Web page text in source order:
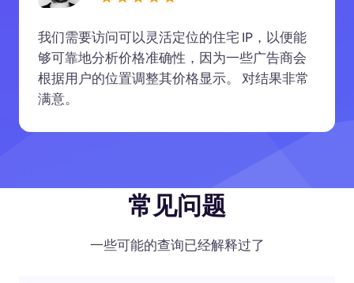
我们需要访问可以灵活定位的住宅 IP，以便能
够可靠地分析价格准确性，因为一些广告商会
根据用户的位置调整其价格显示。 对结果非常
满意。
常见问题
一些可能的查询已经解释过了